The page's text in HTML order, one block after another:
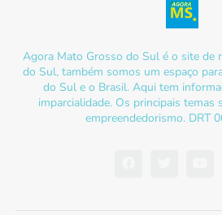
Agora Mato Grosso do Sul é o site de
do Sul, também somos um espaço
do Sul e o Brasil. Aqui tem
imparcialidade. Os principais temas
empreendedorismo. DRT